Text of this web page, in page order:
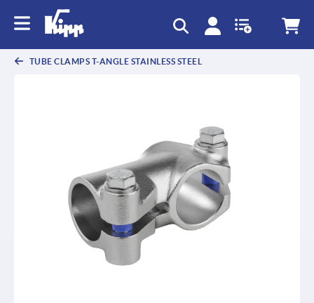
TUBE CLAMPS T-ANGLE STAINLESS STEEL